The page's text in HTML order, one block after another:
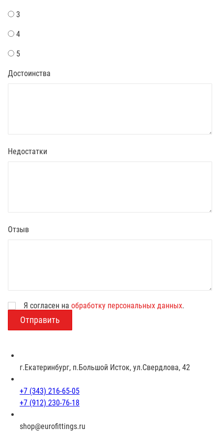
3
4
5
Достоинства
Недостатки
Отзыв
з
Я согласен на обработку персональных данных.
г.Екатеринбург, п.Большой Исток, ул.Свердлова, 42
+7 (343) 216-65-05
+7 (912) 230-76-18
shop@eurofittings.ru